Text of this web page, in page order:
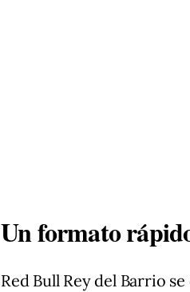
Un formato
Red Bull Rey del Barrio